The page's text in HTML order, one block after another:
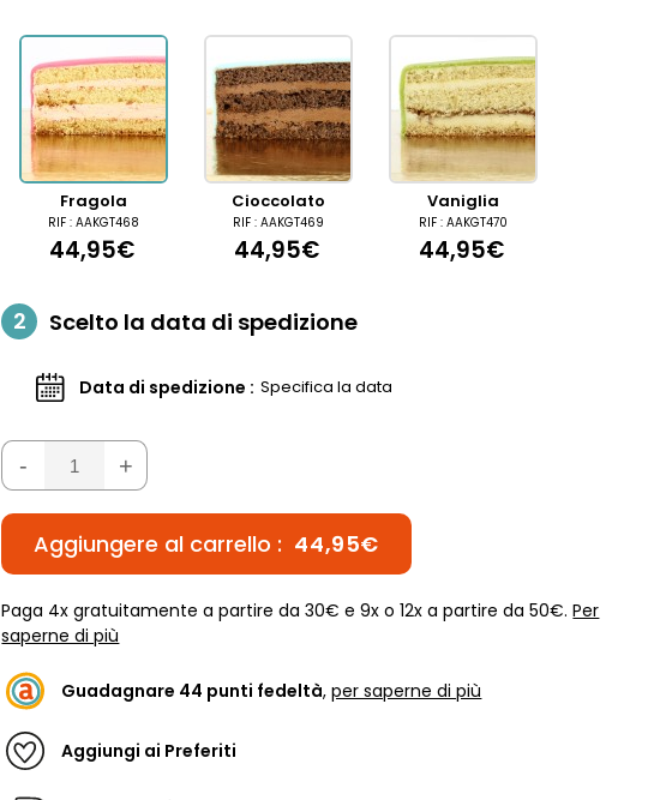
Fragola
RIF : AAKGT468
44,95€
Cioccolato
RIF : AAKGT469
44,95€
Vaniglia
RIF : AAKGT470
44,95€
2 Scelto la data di spedizione
Data di spedizione : Specifica la data
- +
Aggiungere al carrello : 44,95€
Paga 4x gratuitamente a partire da 30€ e 9x o 12x a partire da 50€.Per
saperne di più
Guadagnare 44 punti fedeltà,per saperne di più
Aggiungi ai Preferiti